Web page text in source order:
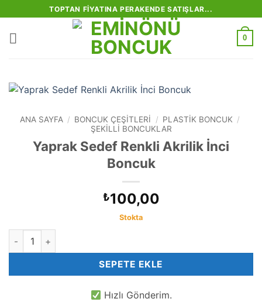
atla
TOPTAN FIYATINA PERAKENDE SATIŞLAR...
0
ANA SAYFA / BONCUK ÇEŞITLERI / PLASTIK BONCUK /
ŞEKILLI BONCUKLAR
Yaprak Sedef Renkli Akrilik İnci
Boncuk
₺100,00
Stokta
Yaprak Sedef Renkli Akrilik İnci Boncuk adet
SEPETE EKLE
Hızlı Gönderim.